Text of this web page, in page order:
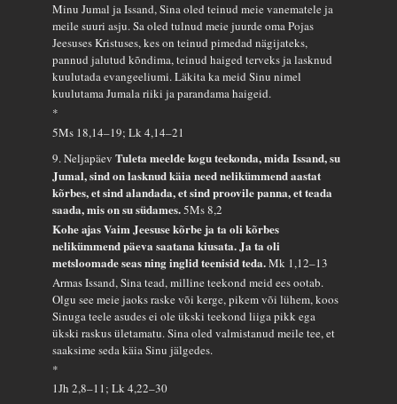
Minu Jumal ja Issand, Sina oled teinud meie vanematele ja
meile suuri asju. Sa oled tulnud meie juurde oma Pojas
Jeesuses Kristuses, kes on teinud pimedad nägijateks,
pannud jalutud kõndima, teinud haiged terveks ja lasknud
kuulutada evangeeliumi. Läkita ka meid Sinu nimel
kuulutama Jumala riiki ja parandama haigeid.
*
5Ms 18,14–19; Lk 4,14–21
9. NeljapäevTuleta meelde kogu teekonda, mida Issand, su
Jumal, sind on lasknud käia need nelikümmend aastat
kõrbes, et sind alandada, et sind proovile panna, et teada
saada, mis on su südames.5Ms 8,2
Kohe ajas Vaim Jeesuse kõrbe ja ta oli kõrbes
nelikümmend päeva saatana kiusata. Ja ta oli
metsloomade seas ning inglid teenisid teda.Mk 1,12–13
Armas Issand, Sina tead, milline teekond meid ees ootab.
Olgu see meie jaoks raske või kerge, pikem või lühem, koos
Sinuga teele asudes ei ole ükski teekond liiga pikk ega
ükski raskus ületamatu. Sina oled valmistanud meile tee, et
saaksime seda käia Sinu jälgedes.
*
1Jh 2,8–11; Lk 4,22–30